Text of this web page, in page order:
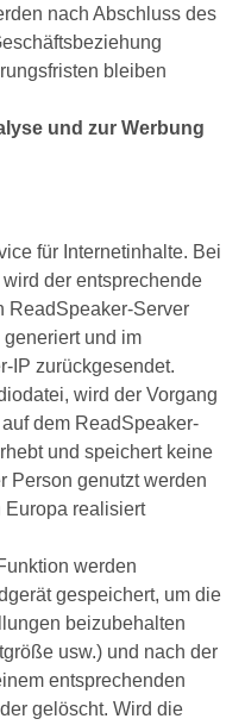
nach Abschluss des
bleiben
und zur Werbung
für Internetinhalte. Bei
der entsprechende
ReadSpeaker-Server
und im
IP zurückgesendet.
wird der Vorgang
dem ReadSpeaker-
und speichert keine
Person genutzt werden
Europa realisiert
werden
gespeichert, um die
beizubehalten
usw.) und nach der
entsprechenden
gelöscht. Wird die